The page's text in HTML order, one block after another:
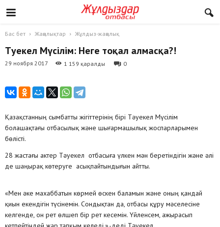
Бас бет Жаңалықтар Жұлдыз-жаңалық
Тәуекел Мүсілім: Неге тоқал алмасқа?!
29 ноября 2017 1 159 қаралды 0
Қазақстанның сымбатты жігіттерінің бірі Тәуекел Мүсілім
болашақтағы отбасылық және шығармашылық жоспарларымен
бөлісті.
28 жастағы актер Тәуекел отбасыға үлкен мән беретіндігін және әлі
де шаңырақ көтеруге асықпайтындығын айтты.
«Мен әке махаббатын көрмей өскен баламын және оның қандай
қиын екендігін түсінемін. Сондықтан да, отбасы құру мәселесіне
келгенде, он рет өлшеп бір рет кесемін. Үйленсем, ажырасып